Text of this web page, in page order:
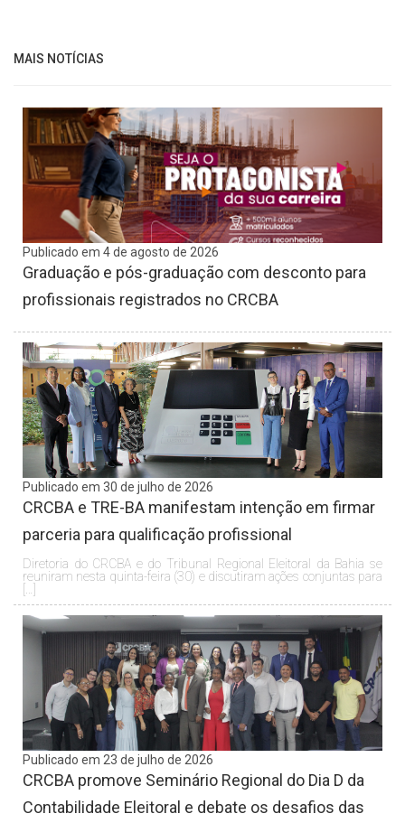
MAIS NOTÍCIAS
Publicado em 4 de agosto de 2026
Graduação e pós-graduação com desconto para
profissionais registrados no CRCBA
Publicado em 30 de julho de 2026
CRCBA e TRE-BA manifestam intenção em firmar
parceria para qualificação profissional
Diretoria do CRCBA e do Tribunal Regional Eleitoral da Bahia se
reuniram nesta quinta-feira (30) e discutiram ações conjuntas para
Publicado em 23 de julho de 2026
CRCBA promove Seminário Regional do Dia D da
Contabilidade Eleitoral e debate os desafios das